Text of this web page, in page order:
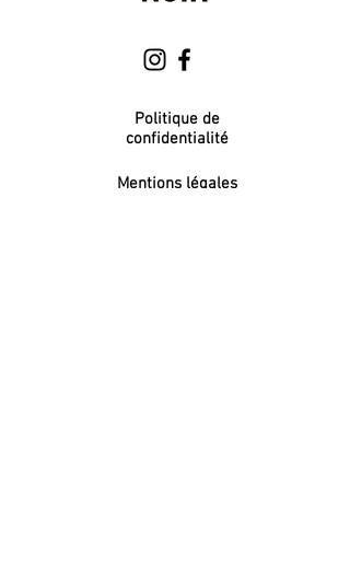
Politique de
confidentialité
Mentions légales